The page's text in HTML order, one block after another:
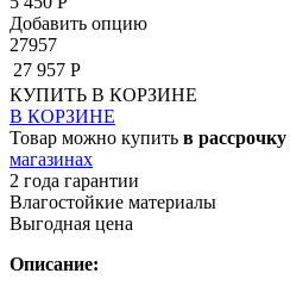
Добавить опцию
27957
27 957 Р
КУПИТЬ В КОРЗИНЕ
В КОРЗИНЕ
Товар можно купить в рассрочку
магазинах
2 года гарантии
Влагостойкие материалы
Выгодная цена
Описание: